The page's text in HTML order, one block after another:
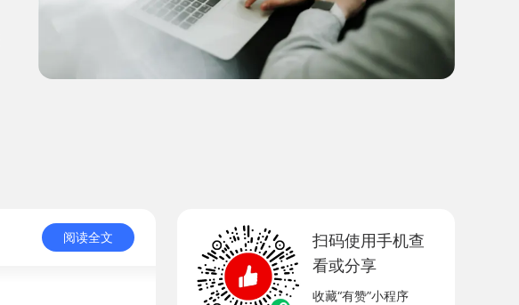
阅读全文
扫码使用手机查
看或分享
收藏“有赞”小程序